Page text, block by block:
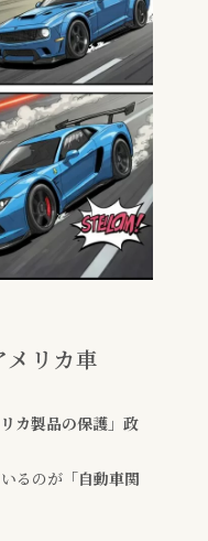
メリカ車
リカ製品の保護」政
るのが 「自動車関